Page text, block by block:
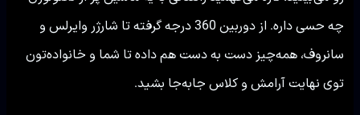
چه حسی داره. از دوربین 360 درجه گرفته تا شارژر وایرلس و
سانروف، همه‌چیز دست به دست هم داده تا شما و خانواده‌تون
توی نهایت آرامش و کلاس جابه‌جا بشید.